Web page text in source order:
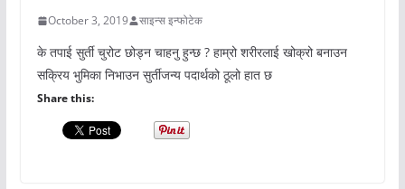
October 3, 2019 साइन्स इन्फोटेक
के तपाई सुर्ती चुरोट छोड्न चाहनु हुन्छ ? हाम्रो शरीरलाई खोक्रो बनाउन
सक्रिय भुमिका निभाउन सुर्तीजन्य पदार्थको ठूलो हात छ
Share this: